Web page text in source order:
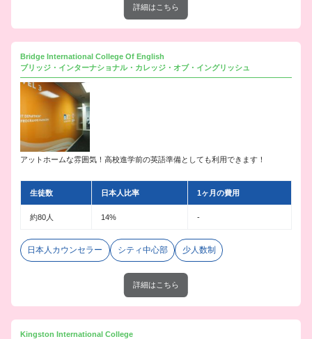
詳細はこちら
Bridge International College Of English
ブリッジ・インターナショナル・カレッジ・オブ・イングリッシュ
アットホームな雰囲気！高校進学前の英語準備としても利用できます！
生徒数 日本人比率 1ヶ月の費用
約80人 14% -
日本人カウンセラー シティ中心部 少人数制
詳細はこちら
Kingston International College